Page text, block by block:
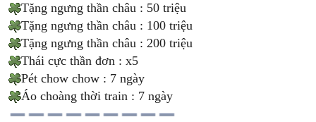
Tặng ngưng thần châu : 50 triệu
Tặng ngưng thần châu : 100 triệu
Tặng ngưng thần châu : 200 triệu
Thái cực thần đơn : x5
Pét chow chow : 7 ngày
Áo choàng thời train : 7 ngày